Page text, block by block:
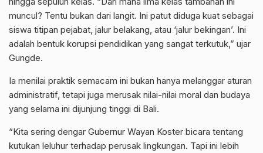
muncul? Tentu bukan dari langit. Ini patut diduga kuat sebagai
siswa titipan pejabat, jalur belakang, atau ‘jalur bekingan’. Ini
adalah bentuk korupsi pendidikan yang sangat terkutuk,” ujar
Gungde.
Ia menilai praktik semacam ini bukan hanya melanggar aturan
administratif, tetapi juga merusak nilai-nilai moral dan budaya
yang selama ini dijunjung tinggi di Bali.
“Kita sering dengar Gubernur Wayan Koster bicara tentang
kutukan leluhur terhadap perusak lingkungan. Tapi ini lebih